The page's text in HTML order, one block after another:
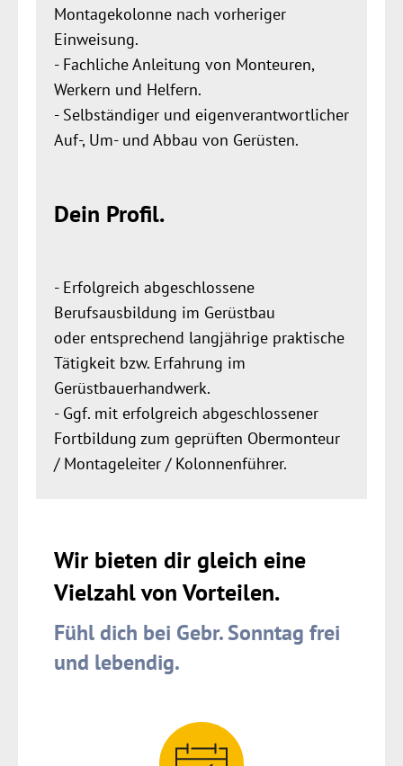
Montagekolonne nach vorheriger
Einweisung.
- Fachliche Anleitung von Monteuren,
Werkern und Helfern.
- Selbständiger und eigenverantwortlicher
Auf-, Um- und Abbau von Gerüsten.
Dein Profil.
- Erfolgreich abgeschlossene
Berufsausbildung im Gerüstbau
oder entsprechend langjährige praktische
Tätigkeit bzw. Erfahrung im
Gerüstbauerhandwerk.
- Ggf. mit erfolgreich abgeschlossener
Fortbildung zum geprüften Obermonteur
/ Montageleiter / Kolonnenführer.
Wir bieten dir gleich eine
Vielzahl von Vorteilen.
Fühl dich bei Gebr. Sonntag frei
und lebendig.